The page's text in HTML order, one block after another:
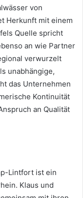
von
Herkunft mit einem
Quelle spricht
an wie Partner
verwurzelt
unabhängige,
das Unternehmen
Kontinuität
an Qualität
Lintfort ist ein
Klaus und